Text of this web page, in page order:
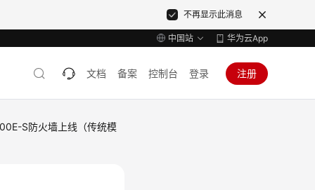
不再显示此消息
中国站 华为云App
文档 备案 控制台 登录 注册
S防火墙上线（传统模